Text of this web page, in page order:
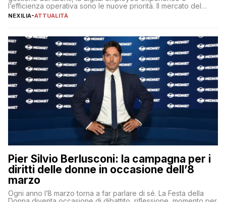
l’efficienza operativa sono le nuove priorità. Il mercato del
lavoro, d’altra parte, è sempre più competitivo con una lotta
NEXILIA-ATTUALITÀ
Pier Silvio Berlusconi: la campagna per i
diritti delle donne in occasione dell’8
marzo
Ogni anno l’8 marzo torna a far parlare di sé. La Festa della